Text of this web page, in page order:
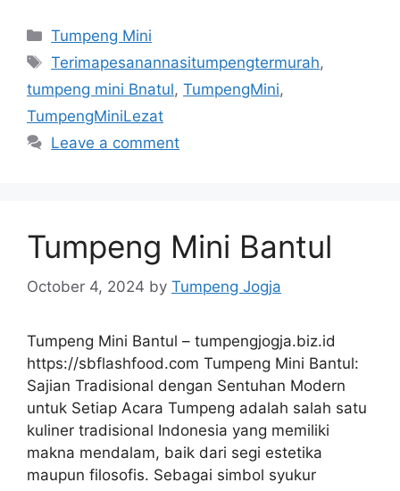
Categories
Tumpeng Mini
Tags
Terimapesanannasitumpengtermurah,
tumpeng mini Bnatul, TumpengMini,
TumpengMiniLezat
Leave a comment
Tumpeng Mini Bantul
October 4, 2024 by Tumpeng Jogja
Tumpeng Mini Bantul – tumpengjogja.biz.id
https://sbflashfood.com Tumpeng Mini Bantul:
Sajian Tradisional dengan Sentuhan Modern
untuk Setiap Acara Tumpeng adalah salah satu
kuliner tradisional Indonesia yang memiliki
makna mendalam, baik dari segi estetika
maupun filosofis. Sebagai simbol syukur